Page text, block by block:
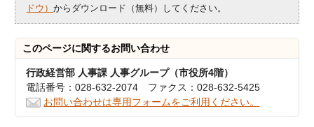
ドウ）からダウンロード（無料）してください。
このページに関するお問い合わせ
行政経営部 人事課 人事グループ（市役所4階）
電話番号：028-632-2074 ファクス：028-632-5425
お問い合わせは専用フォームをご利用ください。